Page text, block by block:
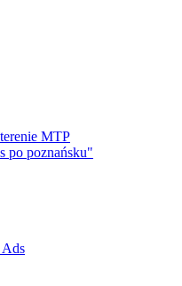
MTP
po poznańsku"
Ads